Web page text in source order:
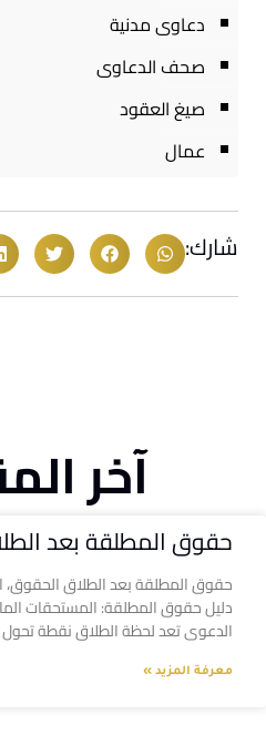
دعاوى مدنية
صحف الدعاوى
صيغ العقود
عمال
شارك:
آخر
حقوق المطلقة بعد
حقوق المطلقة بعد الطلاق الحقوق،
دليل حقوق المطلقة: المستحقات
الدعوى تعد لحظة الطلاق نقطة
معرفة المزيد »